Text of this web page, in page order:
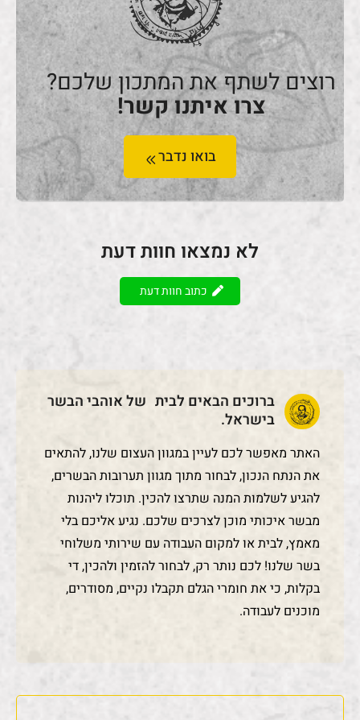
רוצים לשתף את המתכון שלכם?
צרו איתנו קשר!
בואו נדבר
לא נמצאו חוות דעת
כתוב חוות דעת
ברוכים הבאים לבית של אוהבי הבשר
בישראל.
האתר מאפשר לכם לעיין במגוון העצום שלנו, להתאים
את הנתח הנכון, לבחור מתוך מגוון תערובות הבשרים,
להגיע לשלמות המנה שתרצו להכין. תוכלו ליהנות
מבשר איכותי מוכן לצרכים שלכם. נגיע אליכם בלי
מאמץ, לבית או למקום העבודה עם שירותי משלוחי
בשר שלנו! לכם נותר רק, לבחור להזמין ולהכין, די
בקלות, כי את חומרי הגלם תקבלו נקיים, מסודרים,
מוכנים לעבודה.